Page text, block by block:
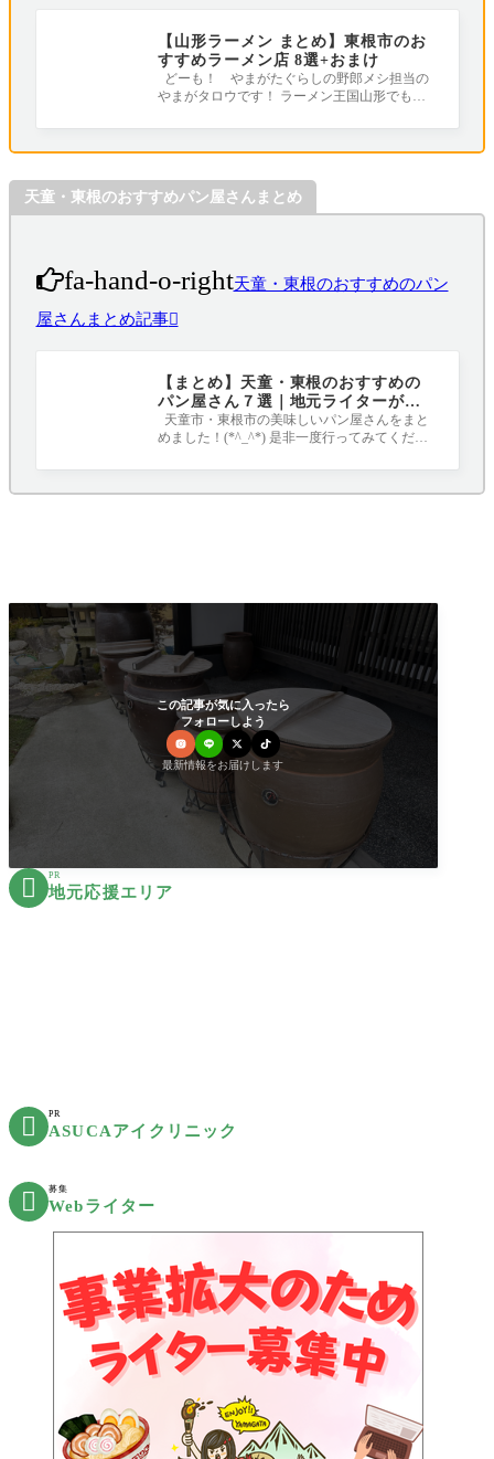
【山形ラーメン まとめ】東根市のお
すすめラーメン店 8選+おまけ
どーも！ やまがたぐらしの野郎メシ担当の
やまがタロウです！ ラーメン王国山形でも激
天童・東根のおすすめパン屋さんまとめ
fa-hand-o-right天童・東根のおすすめのパン
屋さんまとめ記事
【まとめ】天童・東根のおすすめの
パン屋さん７選｜地元ライターがす
べて行ってみました！
天童市・東根市の美味しいパン屋さんをまと
めました！(*^_^*) 是非一度行ってみてくださ
この記事が気に入ったら
フォローしよう
最新情報をお届けします
 PR
地元応援エリア
 PR
ASUCAアイクリニック
 募集
Webライター